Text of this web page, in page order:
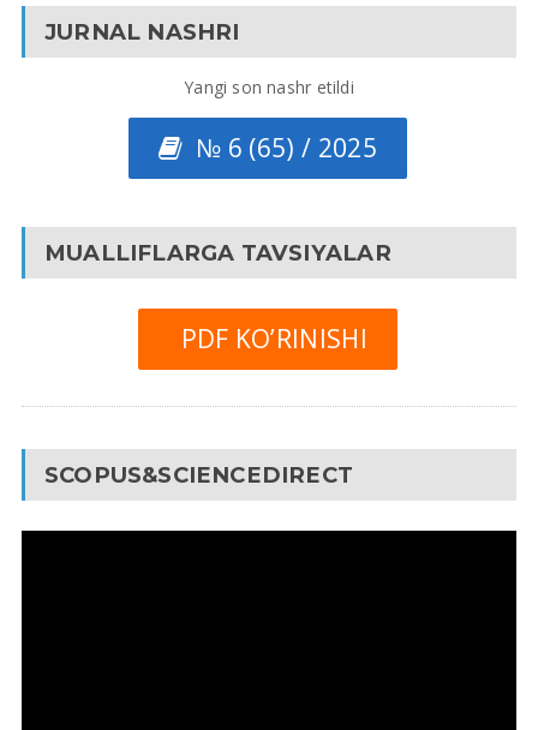
JURNAL NASHRI
Yangi son nashr etildi
№ 6 (65) / 2025
MUALLIFLARGA TAVSIYALAR
PDF KO’RINISHI
SCOPUS&SCIENCEDIRECT